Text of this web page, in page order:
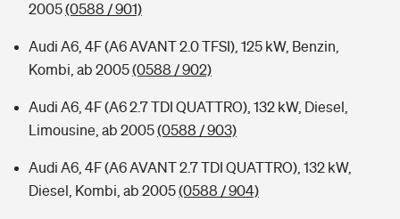
2005(0588 / 901)
Audi A6, 4F (A6 AVANT 2.0 TFSI), 125 kW, Benzin,
Kombi, ab 2005(0588 / 902)
Audi A6, 4F (A6 2.7 TDI QUATTRO), 132 kW, Diesel,
Limousine, ab 2005(0588 / 903)
Audi A6, 4F (A6 AVANT 2.7 TDI QUATTRO), 132 kW,
Diesel, Kombi, ab 2005(0588 / 904)